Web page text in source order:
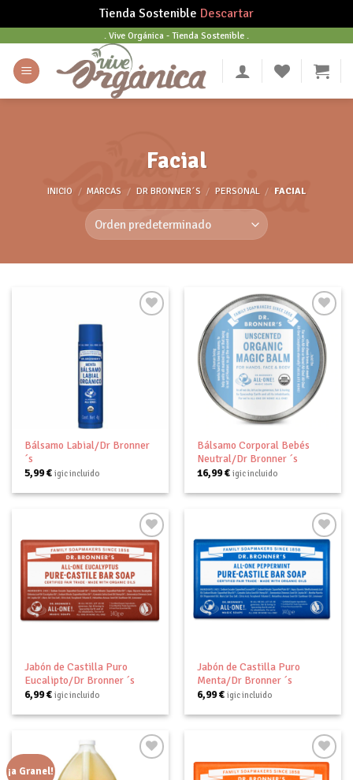
Tienda Sostenible Descartar
content
. Vive Orgánica - Tienda Sostenible .
Facial
INICIO / MARCAS / DR BRONNER´S / PERSONAL / FACIAL
Bálsamo Labial/Dr Bronner
´s
5,99€ igic incluido
Añadir
a tu
lista de
deseos
Bálsamo Corporal Bebés
Neutral/Dr Bronner ´s
16,99€ igic incluido
Añadir
a tu
lista de
deseos
Jabón de Castilla Puro
Eucalipto/Dr Bronner ´s
6,99€ igic incluido
Añadir
a tu
lista de
deseos
Jabón de Castilla Puro
Menta/Dr Bronner ´s
6,99€ igic incluido
¡a Granel!